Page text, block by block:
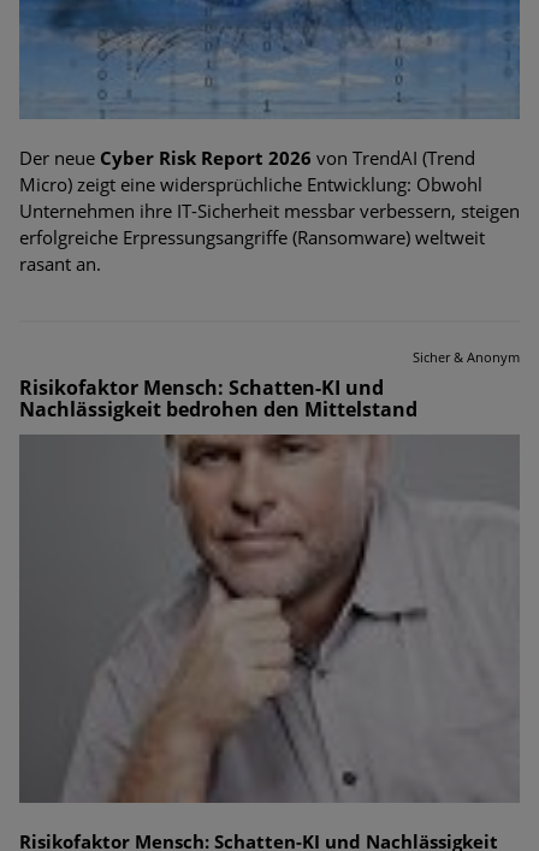
Der neue Cyber Risk Report 2026 von TrendAI (Trend
Micro) zeigt eine widersprüchliche Entwicklung: Obwohl
Unternehmen ihre IT-Sicherheit messbar verbessern, steigen
erfolgreiche Erpressungsangriffe (Ransomware) weltweit
rasant an.
Sicher & Anonym
Risikofaktor Mensch: Schatten-KI und
Nachlässigkeit bedrohen den Mittelstand
Risikofaktor Mensch: Schatten-KI und Nachlässigkeit